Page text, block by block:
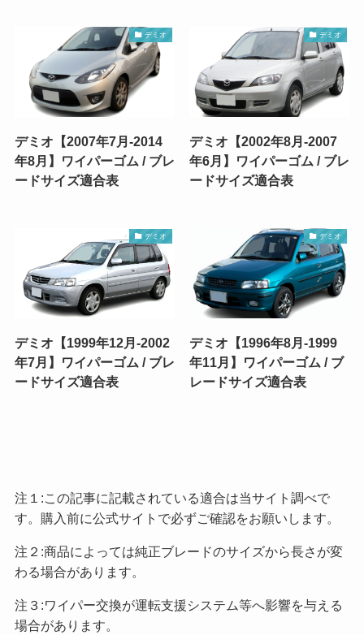
デミオ
デミオ【2007年7月-2014
年8月】ワイパーゴム / ブレ
ードサイズ適合表
デミオ
デミオ【2002年8月-2007
年6月】ワイパーゴム / ブレ
ードサイズ適合表
デミオ
デミオ【1999年12月-2002
年7月】ワイパーゴム / ブレ
ードサイズ適合表
デミオ
デミオ【1996年8月-1999
年11月】ワイパーゴム / ブ
レードサイズ適合表
注１:この記事に記載されている適合は当サイト調べで
す。購入前に公式サイトで必ずご確認をお願いします。
注２:商品によっては純正ブレードのサイズから長さが変
わる場合があります。
注３:ワイパー交換が運転支援システム等へ影響を与える
場合があります。